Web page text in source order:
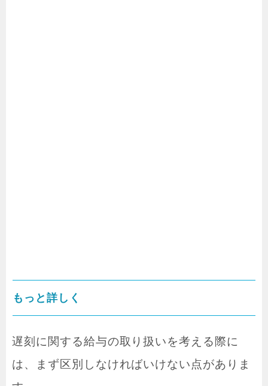
もっと詳しく
遅刻に関する給与の取り扱いを考える際に
は、まず区別しなければいけない点がありま